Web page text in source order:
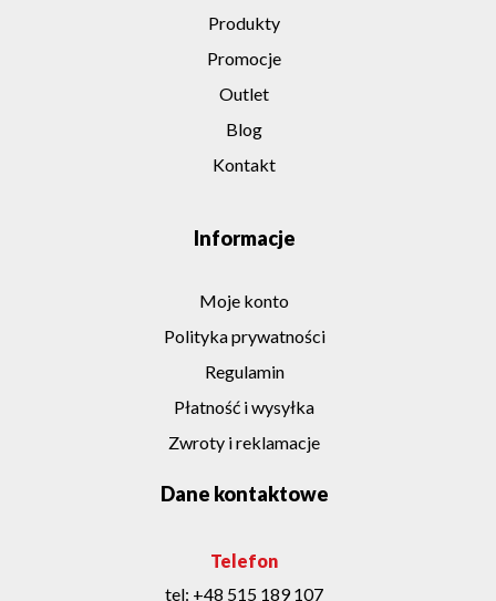
Produkty
Promocje
Outlet
Blog
Kontakt
Informacje
Moje konto
Polityka prywatności
Regulamin
Płatność i wysyłka
Zwroty i reklamacje
Dane kontaktowe
Telefon
tel: +48 515 189 107